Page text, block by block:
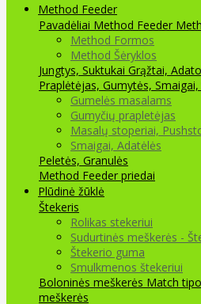
Method Feeder
Pavadėliai Method Feeder
Method Formos
Method Šėryklos
Jungtys, Suktukai Grąžtai,
Praplėtėjas, Gumytės,
Gumelės masalams
Gumyčių prapletėjas
Masalų stoperiai,
Smaigai, Adatėlės
Peletės, Granulės
Method Feeder priedai
Plūdinė žūklė
Štekeris
Rolikas stekeriui
Sudurtinės meškerės -
Štekerio guma
Smulkmenos štekeriui
Boloninės meškerės Match
meškerės